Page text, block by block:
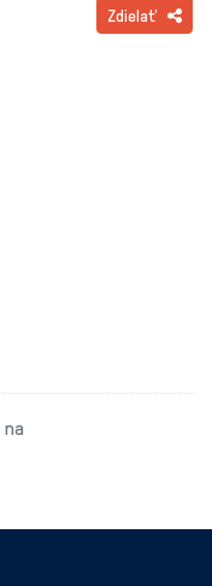
Zdielať